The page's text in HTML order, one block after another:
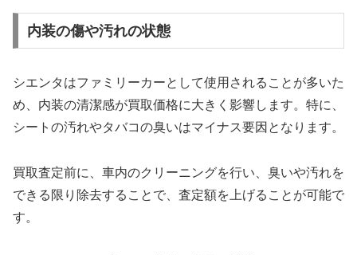
内装の傷や汚れの状態
シエンタはファミリーカーとして使用されることが多いた
め、内装の清潔感が買取価格に大きく影響します。特に、
シートの汚れやタバコの臭いはマイナス要因となります。
買取査定前に、車内のクリーニングを行い、臭いや汚れを
できる限り除去することで、査定額を上げることが可能で
す。